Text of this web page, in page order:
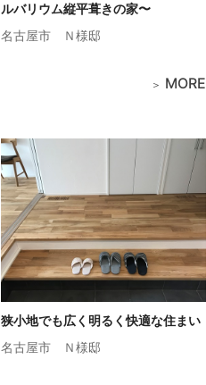
ルバリウム縦平葺きの家〜
名古屋市 Ｎ様邸
MORE
狭小地でも広く明るく快適な住まい
名古屋市 Ｎ様邸